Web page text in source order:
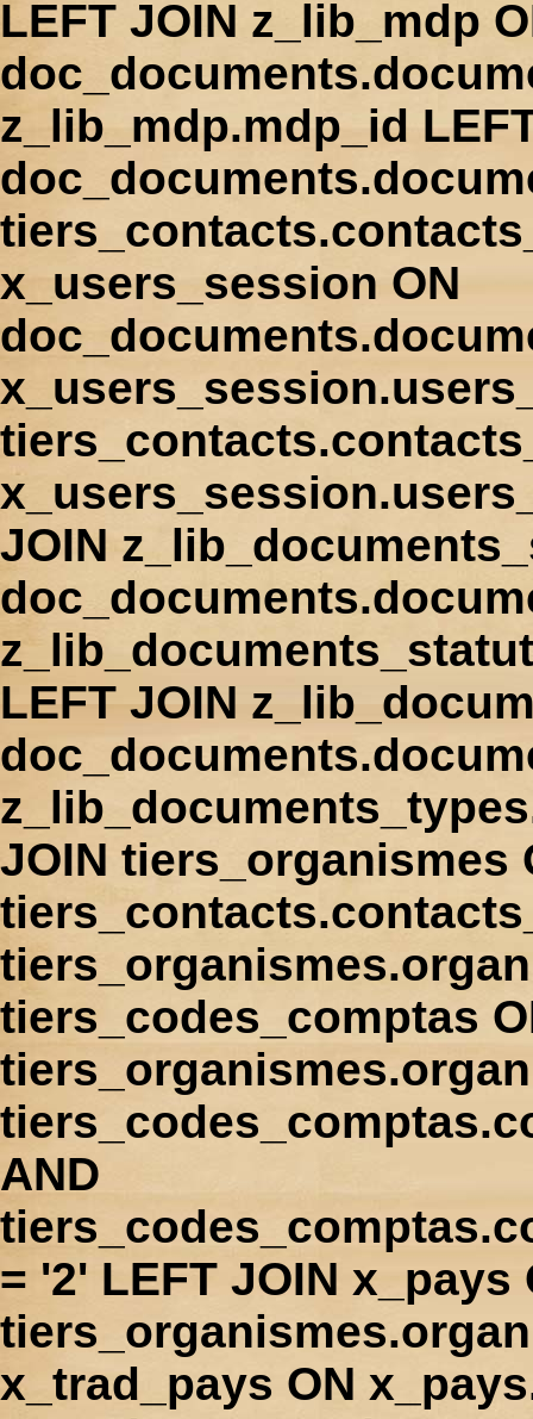
LEFT JOIN z_lib_mdp
z_lib_mdp.mdp_id
x_users_session ON
JOIN
LEFT JOIN
JOIN tiers_organismes
tiers_codes_comptas
AND
= '2' LEFT JOIN
x_trad_pays ON